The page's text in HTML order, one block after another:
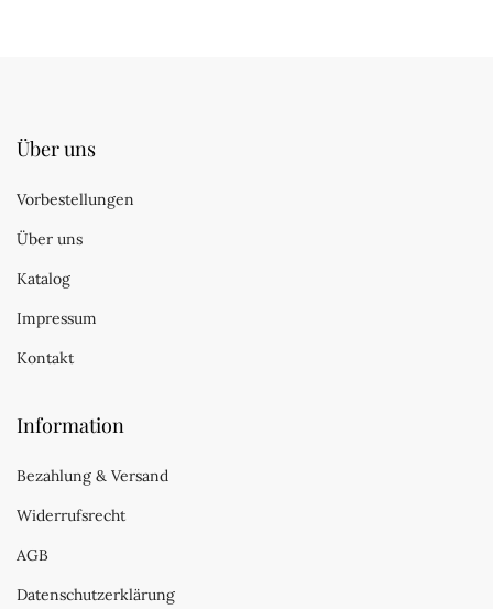
Über uns
Vorbestellungen
Über uns
Katalog
Impressum
Kontakt
Information
Bezahlung & Versand
Widerrufsrecht
AGB
Datenschutzerklärung